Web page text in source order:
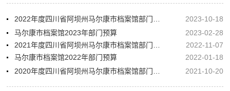
2023-10-18
马尔康市档案馆2023年部门预算
2023-02-28
2022-11-07
马尔康市档案馆2022年部门预算
2022-01-18
2021-10-20